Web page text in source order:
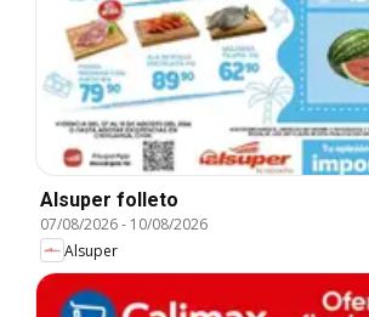
Alsuper folleto
07/08/2026- 10/08/2026
Alsuper